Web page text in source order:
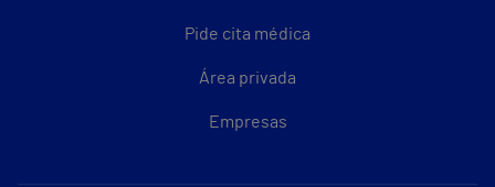
Pide cita médica
Área privada
Empresas